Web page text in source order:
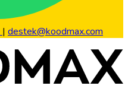
| destek@koodmax.com